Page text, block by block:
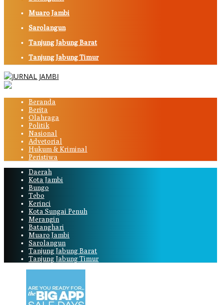
Muaro Jambi
Sarolangun
Tanjung Jabung Barat
Tanjung Jabung Timur
Beranda
Berita
Olahraga
Politik
Nasional
Advetorial
Hukum & Kriminal
Peristiwa
Daerah
Kota Jambi
Bungo
Tebo
Kerinci
Kota Sungai Penuh
Merangin
Batanghari
Muaro Jambi
Sarolangun
Tanjung Jabung Barat
Tanjung Jabung Timur